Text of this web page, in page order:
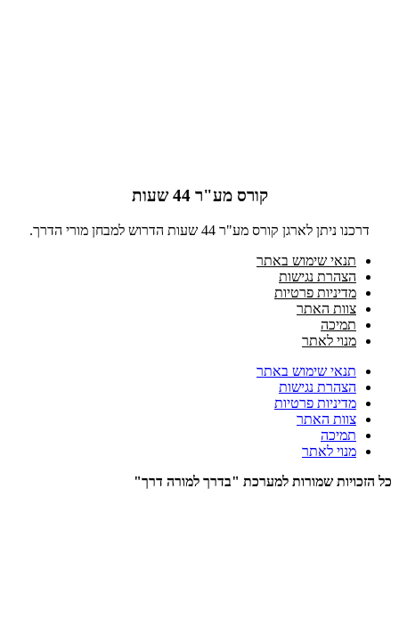
קורס מע"ר 44 שעות
דרכנו ניתן לארגן קורס מע"ר 44 שעות הדרוש למבחן מורי הדרך.
תנאי שימוש באתר
הצהרת נגישות
מדיניות פרטיות
צוות האתר
תמיכה
מנוי לאתר
תנאי שימוש באתר
הצהרת נגישות
מדיניות פרטיות
צוות האתר
תמיכה
מנוי לאתר
כל הזכויות שמורות למערכת "בדרך למורה דרך"